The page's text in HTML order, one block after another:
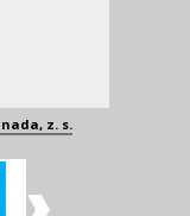
z. s.